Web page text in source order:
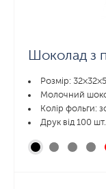
Шоколад з
Розмір:
Молочний
Колір фольги:
Друк від 100 шт.